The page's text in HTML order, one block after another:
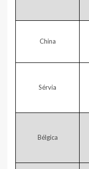
China
Sérvia
Bélgica